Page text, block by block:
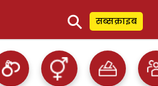
⚲ सब्सक्राइब